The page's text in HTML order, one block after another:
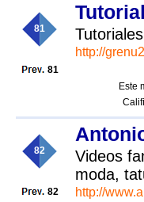
81
81
http://
Este
82
82
Videos
moda,
http://